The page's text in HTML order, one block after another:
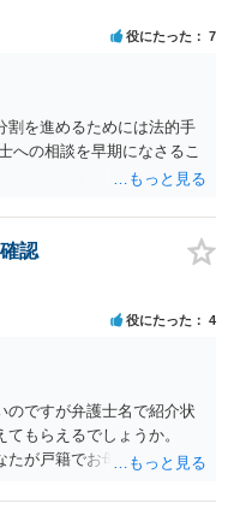
役にたった 7
割を進めるためには法的手
への相談を早期になさるこ
認
役にたった 4
のですが弁護士名で紹介状
てもらえるでしょうか。
たが戸籍でお母さんの相続
くわからないということ